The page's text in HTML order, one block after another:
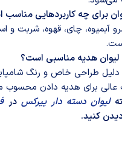
برای چه کاربردهایی
آبمیوه، چای، قهوه، شربت و
لیوان هدیه مناسبی است؟
دلیل طراحی خاص و رنگ
عالی برای هدیه داد‌ن
لیوان دسته دار پیر‌کسدر
کنید.